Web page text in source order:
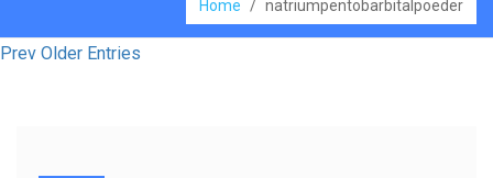
Home / natriumpentobarbitalpoeder
Prev Older Entries